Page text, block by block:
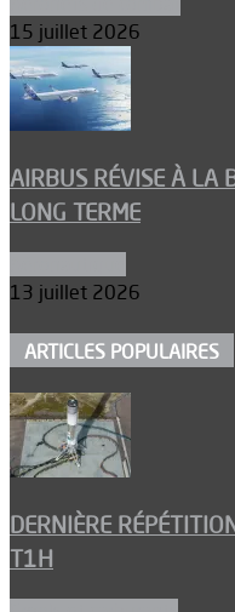
15 juillet 2026
AIRBUS RÉVISE À LA
LONG TERME
13 juillet 2026
ARTICLES POPULAIRES
DERNIÈRE
T1H